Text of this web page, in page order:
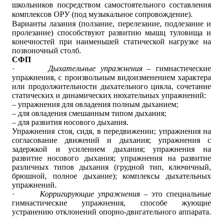
школьников посредством самостоятельного составления
комплексов ОРУ (под музыкальное сопровождение).
Варианты лазания (ползание, перелезание, подлезание и
пролезание) способствуют развитию мышц туловища и
конечностей при наименьшей статической нагрузке на
позвоночный столб.
СФП
·
Дыхательные упражнения– гимнастические
упражнения, с произвольным видоизменением характера
или продолжительности дыхательного цикла, сочетание
статических и динамических нюхательных упражнений:
– упражнения для овладения полным дыханием;
– для овладения смешанным типом дыхания;
– для развития носового дыхания.
Упражнения стоя, сидя, в передвижении; упражнения на
согласование движений и дыхания; упражнения с
задержкой и усилением дыхания; упражнения на
развитие носового дыхания; упражнения на развитие
различных типов дыхания (грудной тип, ключичный,
брюшной, полное дыхание); комплексы дыхательных
упражнений.
·
Корригирующие упражнения– это специальные
гимнастические упражнения, способе жующие
устранению отклонений опорно-двигательного аппарата.